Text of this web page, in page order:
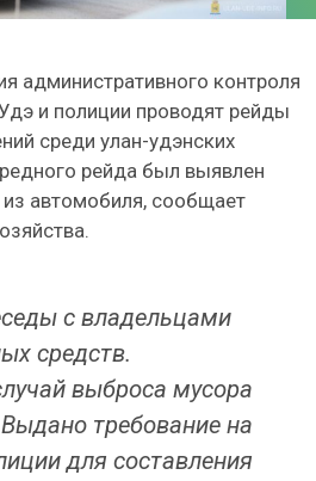
административного контроля
и полиции проводят рейды
среди улан-удэнских
рейда был выявлен
автомобиля, сообщает
с владельцами
средств.
выброса мусора
требование на
для составления